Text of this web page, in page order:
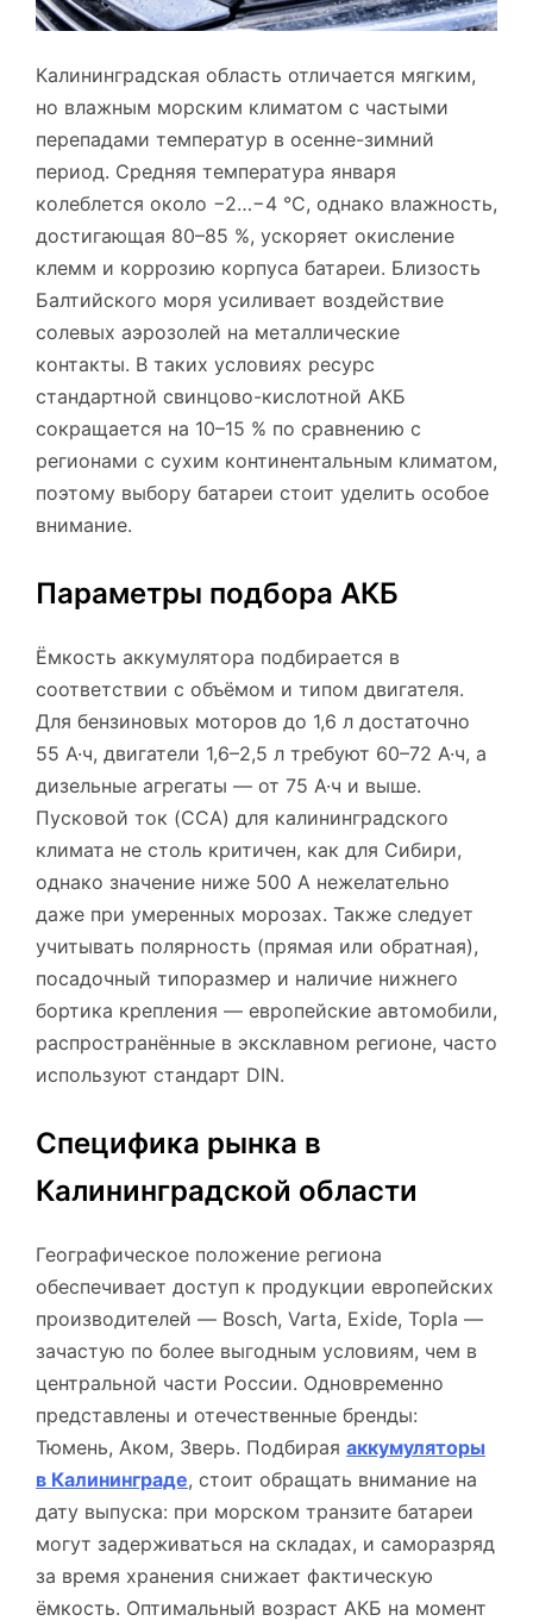
Калининградская область отличается мягким,
но влажным морским климатом с частыми
перепадами температур в осенне-зимний
период. Средняя температура января
колеблется около −2…−4 °C, однако влажность,
достигающая 80–85 %, ускоряет окисление
клемм и коррозию корпуса батареи. Близость
Балтийского моря усиливает воздействие
солевых аэрозолей на металлические
контакты. В таких условиях ресурс
стандартной свинцово-кислотной АКБ
сокращается на 10–15 % по сравнению с
регионами с сухим континентальным климатом,
поэтому выбору батареи стоит уделить особое
внимание.
Параметры подбора АКБ
Ёмкость аккумулятора подбирается в
соответствии с объёмом и типом двигателя.
Для бензиновых моторов до 1,6 л достаточно
55 А·ч, двигатели 1,6–2,5 л требуют 60–72 А·ч, а
дизельные агрегаты — от 75 А·ч и выше.
Пусковой ток (CCA) для калининградского
климата не столь критичен, как для Сибири,
однако значение ниже 500 А нежелательно
даже при умеренных морозах. Также следует
учитывать полярность (прямая или обратная),
посадочный типоразмер и наличие нижнего
бортика крепления — европейские автомобили,
распространённые в эксклавном регионе, часто
используют стандарт DIN.
Специфика рынка в
Калининградской области
Географическое положение региона
обеспечивает доступ к продукции европейских
производителей — Bosch, Varta, Exide, Topla —
зачастую по более выгодным условиям, чем в
центральной части России. Одновременно
представлены и отечественные бренды:
Тюмень, Аком, Зверь. Подбирая аккумуляторы
в Калининграде, стоит обращать внимание на
дату выпуска: при морском транзите батареи
могут задерживаться на складах, и саморазряд
за время хранения снижает фактическую
ёмкость. Оптимальный возраст АКБ на момент